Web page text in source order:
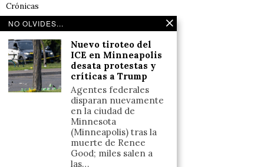
Crónicas
Noticias de deportes en España
Reflexiones
LINKS
Política de cookies (UE)
Términos y condiciones
NO OLVIDES...
Nuevo tiroteo del
ICE en Minneapolis
desata protestas y
críticas a Trump
Agentes federales
disparan nuevamente
en la ciudad de
Minnesota
(Minneapolis) tras la
muerte de Renee
Good; miles salen a
las…